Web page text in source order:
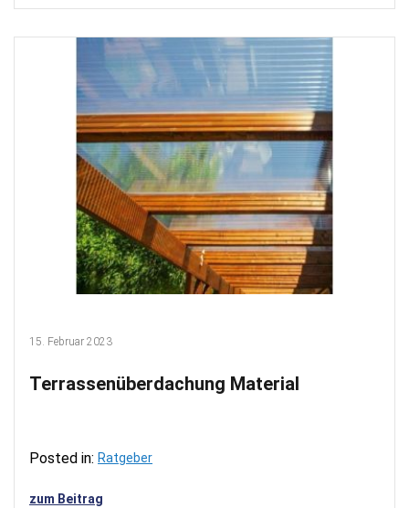
15. Februar 2023
Terrassenüberdachung Material
Posted in: Ratgeber
zum Beitrag